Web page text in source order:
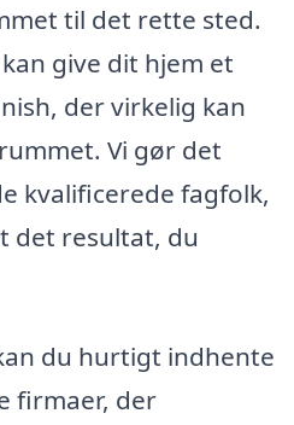
til det rette sted.
give dit hjem et
der virkelig kan
Vi gør det
kvalificerede fagfolk,
det resultat, du
du hurtigt indhente
firmaer, der